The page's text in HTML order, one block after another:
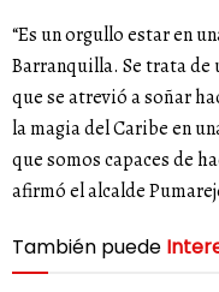
“Es un orgullo estar en
Barranquilla. Se trata
que se atrevió a soñar
la magia del Caribe en
que somos capaces de
afirmó el alcalde
También puede